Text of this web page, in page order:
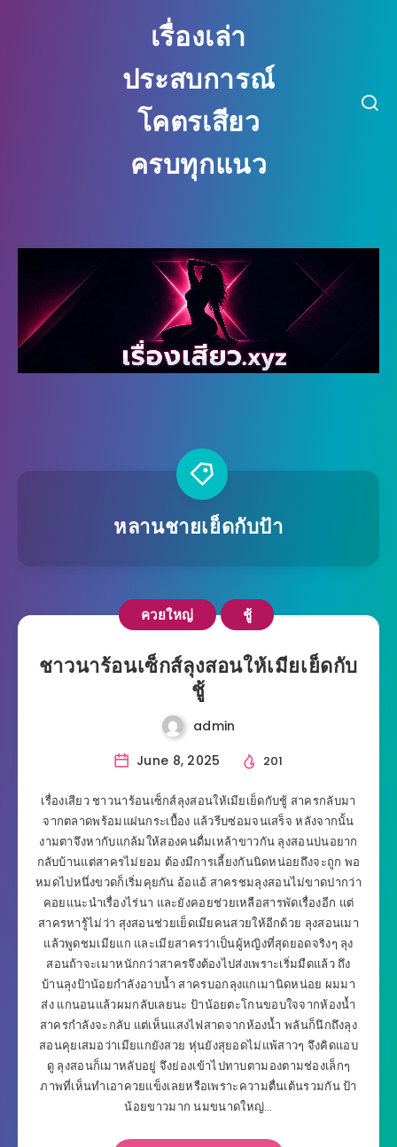
เรื่องเล่า ประสบการณ์ โคตรเสียว คร
เรื่องเล่า
ประสบการณ์
โคตรเสียว
ครบทุกแนว
หลานชายเย็ดกับป้า
ควยใหญ่ ชู้
ชาวนาร้อนเซ็กส์ลุงสอนให้เมียเย็ดกับ
ชู้
admin
June 8, 2025
201
เรื่องเสียว ชาวนาร้อนเซ็กส์ลุงสอนให้เมียเย็ดกับชู้ สาครกลับมา
จากตลาดพร้อมแผ่นกระเบื้อง แล้วรีบซ่อมจนเสร็จ หลังจากนั้น
งามตาจึงหากับแกล้มให้สองคนดื่มเหล้าขาวกัน ลุงสอนบ่นอยาก
กลับบ้านแต่สาครไม่ยอม ต้องมีการเลี้ยงกันนิดหน่อยถึงจะถูก พอ
หมดไปหนึ่งขวดก็เริ่มคุยกัน อ้อแอ้ สาครชมลุงสอนไม่ขาดปากว่า
คอยแนะนำเรื่องไร่นา และยังคอยช่วยเหลือสารพัดเรื่องอีก แต่
สาครหารู้ไม่ว่า สุงสอนช่วยเย็ดเมียคนสวยให้อีกด้วย ลุงสอนเมา
แล้วพูดชมเมียแก และเมียสาครว่าเป็นผู้หญิงที่สุดยอดจริงๆ ลุง
สอนถ้าจะเมาหนักกว่าสาครจึงต้องไปส่งเพราะเริ่มมืดแล้ว ถึง
บ้านลุงป้าน้อยกำลังอาบน้ำ สาครบอกลุงแกเมานิดหน่อย ผมมา
ส่ง แกนอนแล้วผมกลับเลยนะ ป้าน้อยตะโกนขอบใจจากห้องน้ำ
สาครกำลังจะกลับ แต่เห็นแสงไฟสาดจากห้องน้ำ พลันก็นึกถึงลุง
สอนคุยเสมอว่าเมียแกยังสวย หุ่นยังสุยอดไม่แพ้สาวๆ จึงคิดแอบ
ดู ลุงสอนก็เมาหลับอยู่ จึงย่องเข้าไปทาบตามองตามช่องเล็กๆ
ภาพที่เห็นทำเอาควยแข็งเลยหรือเพราะความตื่นเต้นรวมกัน ป้า
น้อยขาวมาก นมขนาดใหญ่…